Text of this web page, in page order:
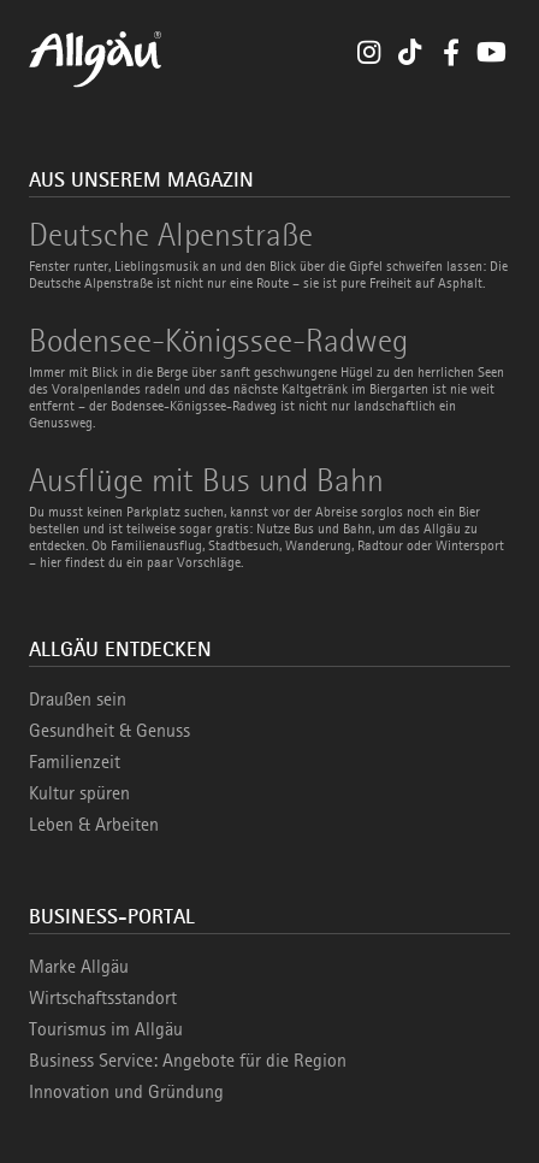
InstagramTikTok
AUS UNSEREM MAGAZIN
Deutsche Alpenstraße
Fenster runter, Lieblingsmusik an und den Blick über die Gipfel schweifen lassen: Die
Deutsche Alpenstraße ist nicht nur eine Route – sie ist pure Freiheit auf Asphalt.
Deutsche
Alpenstraße
Bodensee-Königssee-Radweg
Immer mit Blick in die Berge über sanft geschwungene Hügel zu den herrlichen Seen
des Voralpenlandes radeln und das nächste Kaltgetränk im Biergarten ist nie weit
entfernt – der Bodensee-Königssee-Radweg ist nicht nur landschaftlich ein
Genussweg.
Bodensee-
Königssee-
Radweg
Ausflüge mit Bus und Bahn
Du musst keinen Parkplatz suchen, kannst vor der Abreise sorglos noch ein Bier
bestellen und ist teilweise sogar gratis: Nutze Bus und Bahn, um das Allgäu zu
entdecken. Ob Familienausflug, Stadtbesuch, Wanderung, Radtour oder Wintersport
– hier findest du ein paar Vorschläge.
Ausflüge
mit
Bus
und
Bahn
ALLGÄU ENTDECKEN
Draußen sein
Gesundheit & Genuss
Familienzeit
Kultur spüren
Leben & Arbeiten
BUSINESS-PORTAL
Marke Allgäu
Wirtschaftsstandort
Tourismus im Allgäu
Business Service: Angebote für die Region
Innovation und Gründung